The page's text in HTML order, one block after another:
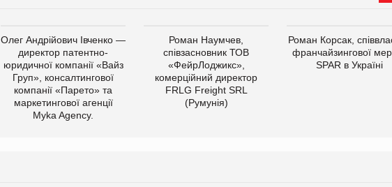
Олег Андрійович Івченко —
директор патентно-
юридичної компанії «Вайз
Груп», консалтингової
компанії «Парето» та
маркетингової агенції
Myka Agency.
Роман Наумчев,
співзасновник ТОВ
«ФейрЛоджикс»,
комерційний директор
FRLG Freight SRL
(Румунія)
Роман Корсак,
франчайзингової
SPAR в Україні